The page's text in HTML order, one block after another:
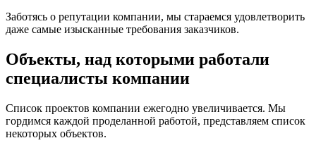
Заботясь о репутации компании, мы стараемся удовлетворить
даже самые изысканные требования заказчиков.
Объекты, над которыми работали
специалисты компании
Список проектов компании ежегодно увеличивается. Мы
гордимся каждой проделанной работой, представляем список
некоторых объектов.